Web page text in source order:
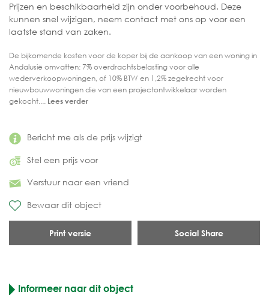
Bericht me als de prijs wijzigt
Stel een prijs voor
Verstuur naar een vriend
Bewaar dit object
Print versie Social Share
Prijzen en beschikbaarheid zijn onder voorbehoud. Deze
kunnen snel wijzigen, neem contact met ons op voor een
laatste stand van zaken.
De bijkomende kosten voor de koper bij de aankoop van een woning in
Andalusië omvatten: 7% overdrachtsbelasting voor alle
wederverkoopwoningen, of 10% BTW en 1,2% zegelrecht voor
nieuwbouwwoningen die van een projectontwikkelaar worden
gekocht.... Lees verder
Informeer naar dit object